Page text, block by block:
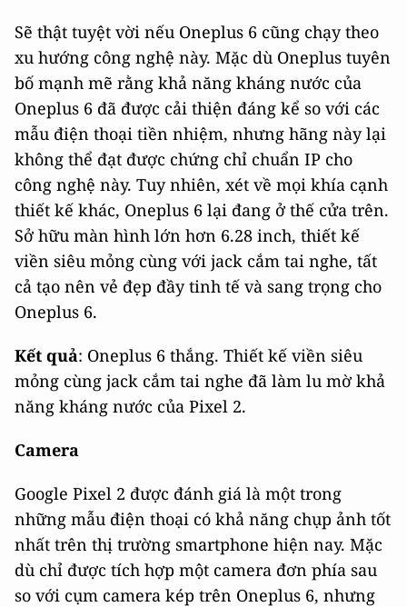
Sẽ thật tuyệt vời nếu Oneplus 6 cũng chạy theo
xu hướng công nghệ này. Mặc dù Oneplus tuyên
bố mạnh mẽ rằng khả năng kháng nước của
Oneplus 6 đã được cải thiện đáng kể so với các
mẫu điện thoại tiền nhiệm, nhưng hãng này lại
không thể đạt được chứng chỉ chuẩn IP cho
công nghệ này. Tuy nhiên, xét về mọi khía cạnh
thiết kế khác, Oneplus 6 lại đang ở thế cửa trên.
Sở hữu màn hình lớn hơn 6.28 inch, thiết kế
viền siêu mỏng cùng với jack cắm tai nghe, tất
cả tạo nên vẻ đẹp đầy tinh tế và sang trọng cho
Oneplus 6.
Kết quả: Oneplus 6 thắng. Thiết kế viền siêu
mỏng cùng jack cắm tai nghe đã làm lu mờ khả
năng kháng nước của Pixel 2.
Camera
Google Pixel 2 được đánh giá là một trong
những mẫu điện thoại có khả năng chụp ảnh tốt
nhất trên thị trường smartphone hiện nay. Mặc
dù chỉ được tích hợp một camera đơn phía sau
so với cụm camera kép trên Oneplus 6, nhưng